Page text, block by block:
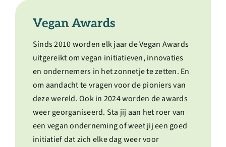
Vegan Awards
Sinds 2010 worden elk jaar de Vegan Awards
uitgereikt om vegan initiatieven, innovaties
en ondernemers in het zonnetje te zetten. En
om aandacht te vragen voor de pioniers van
deze wereld. Ook in 2024 worden de awards
weer georganiseerd. Sta jij aan het roer van
een vegan onderneming of weet jij een goed
initiatief dat zich elke dag weer voor